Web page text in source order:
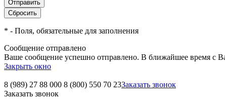
* - Поля, обязательные для заполнения
Сообщение отправлено
Ваше сообщение успешно отправлено. В ближайшее время с
Закрыть окно
8 (989) 27 88 000 8 (800) 550 70 23Заказать звонок
Заказать звонок